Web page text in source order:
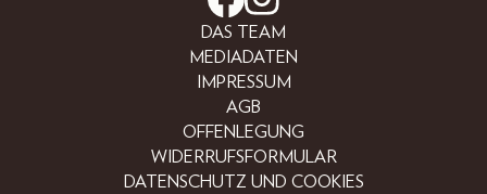
DAS TEAM
MEDIADATEN
IMPRESSUM
AGB
OFFENLEGUNG
WIDERRUFSFORMULAR
DATENSCHUTZ UND COOKIES